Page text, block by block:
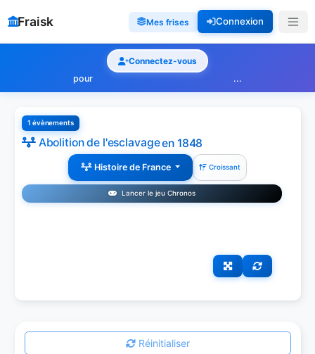
Fraisk Mes frises Connexion
Connectez-vous
pour
...
1 évènements
Abolition de l'esclavageen 1848
Histoire de France Croissant
Lancer le jeu Chronos
Réinitialiser